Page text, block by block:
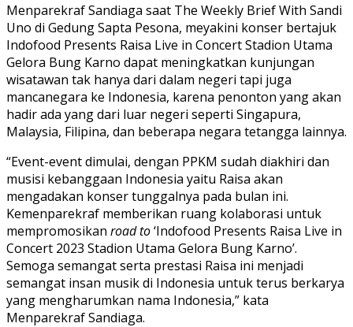
Menparekraf Sandiaga saat The Weekly Brief With Sandi
Uno di Gedung Sapta Pesona, meyakini konser bertajuk
Indofood Presents Raisa Live in Concert Stadion Utama
Gelora Bung Karno dapat meningkatkan kunjungan
wisatawan tak hanya dari dalam negeri tapi juga
mancanegara ke Indonesia, karena penonton yang akan
hadir ada yang dari luar negeri seperti Singapura,
Malaysia, Filipina, dan beberapa negara tetangga lainnya.
“Event-event dimulai, dengan PPKM sudah diakhiri dan
musisi kebanggaan Indonesia yaitu Raisa akan
mengadakan konser tunggalnya pada bulan ini.
Kemenparekraf memberikan ruang kolaborasi untuk
mempromosikan road to‘Indofood Presents Raisa Live in
Concert 2023 Stadion Utama Gelora Bung Karno’.
Semoga semangat serta prestasi Raisa ini menjadi
semangat insan musik di Indonesia untuk terus berkarya
yang mengharumkan nama Indonesia,” kata
Menparekraf Sandiaga.